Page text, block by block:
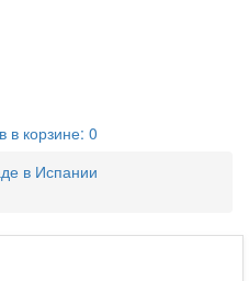
в корзине: 0
в Испании